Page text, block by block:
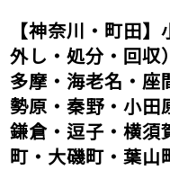
【神奈川・町田
外し・処分・回収
多摩・海老名・座
勢原・秦野・小田
鎌倉・逗子・横須
町・大磯町・葉山